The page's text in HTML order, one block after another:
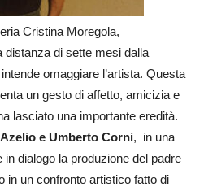
Cristina Moregola,
distanza di sette mesi dalla
omaggiare l’artista. Questa
un gesto di affetto, amicizia e
lasciato una importante eredità.
Azelio e Umberto Corni, in una
dialogo la produzione del padre
in un confronto artistico fatto di